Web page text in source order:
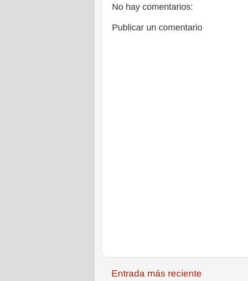
No hay comentarios:
Publicar un comentario
Entrada más reciente